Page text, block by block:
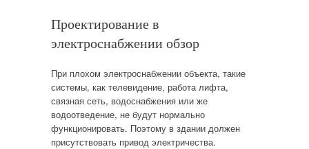
Проектирование в
электроснабжении обзор
При плохом электроснабжении объекта, такие
системы, как телевидение, работа лифта,
связная сеть, водоснабжения или же
водоотведение, не будут нормально
функционировать. Поэтому в здании должен
присутствовать привод электричества.